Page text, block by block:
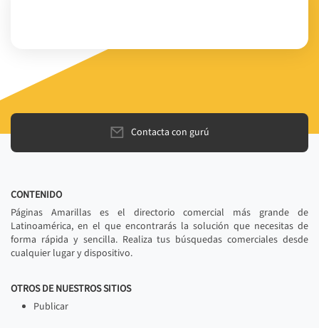
Contacta con gurú
CONTENIDO
Páginas Amarillas es el directorio comercial más grande de
Latinoamérica, en el que encontrarás la solución que necesitas de
forma rápida y sencilla. Realiza tus búsquedas comerciales desde
cualquier lugar y dispositivo.
OTROS DE NUESTROS SITIOS
Publicar